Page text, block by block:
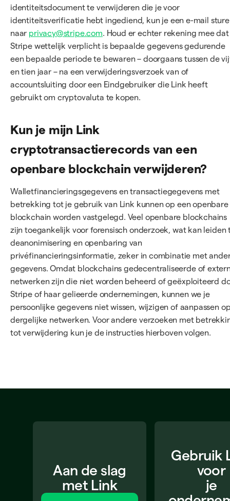
identiteitsdocument te verwijderen die je voor
identiteitsverificatie hebt ingediend, kun je een e-mail
naar privacy@stripe.com. Houd er echter rekening mee dat
Stripe wettelijk verplicht is bepaalde gegevens gedurende
een bepaalde periode te bewaren – doorgaans tussen de
en tien jaar – na een verwijderingsverzoek van of
accountsluiting door een Eindgebruiker die Link heeft
gebruikt om cryptovaluta te kopen.
Kun je mijn Link
cryptotransactierecords van een
openbare blockchain verwijderen?
Walletfinancieringsgegevens en transactiegegevens met
betrekking tot je gebruik van Link kunnen op een openbare
blockchain worden vastgelegd. Veel openbare blockchains
zijn toegankelijk voor forensisch onderzoek, wat kan leiden
deanonimisering en openbaring van
privéfinancieringsinformatie, zeker in combinatie met
gegevens. Omdat blockchains gedecentraliseerde of
netwerken zijn die niet worden beheerd of geëxploiteerd
Stripe of haar gelieerde ondernemingen, kunnen we je
persoonlijke gegevens niet wissen, wijzigen of aanpassen
dergelijke netwerken. Voor andere verzoeken met
tot verwijdering kun je de instructies hierboven volgen.
Aan de slag
met Link
Gebruik
voor
je